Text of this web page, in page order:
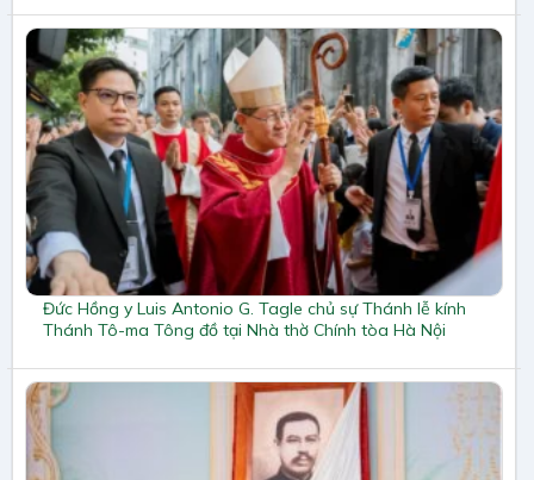
Đức Hồng y Luis Antonio G. Tagle chủ sự Thánh lễ kính
Thánh Tô-ma Tông đồ tại Nhà thờ Chính tòa Hà Nội